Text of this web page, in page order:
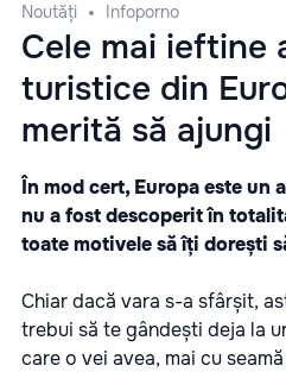
Noutăți Infoporno
Cele mai ieftine
turistice din
merită să ajungi
În mod cert, Europa este un
nu a fost descoperit în
toate motivele să îți dorești
Chiar dacă vara s-a sfârșit,
trebui să te gândești deja la
care o vei avea, mai cu